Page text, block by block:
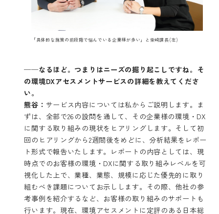
「具体的な施策の前段階で悩んでいる企業様が多い」と柴崎課長(左)
──なるほど。つまりはニーズの掘り起こしですね。そ
の環境DXアセスメントサービスの詳細を教えてくださ
い。
熊谷： サービス内容については私からご説明します。ま
ずは、全部で26の設問を通して、その企業様の環境・DX
に関する取り組みの現状をヒアリングします。そして初
回のヒアリングから2週間後をめどに、分析結果をレポー
ト形式で報告いたします。レポートの内容としては、現
時点でのお客様の環境・DXに関する取り組みレベルを可
視化した上で、業種、業態、規模に応じた優先的に取り
組むべき課題についてお示しします。その際、他社の参
考事例を紹介するなど、お客様の取り組みのサポートも
行います。現在、環境アセスメントに定評のある日本総